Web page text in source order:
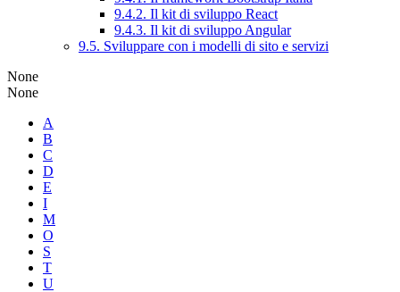
9.4.2. Il kit di sviluppo React
9.4.3. Il kit di sviluppo Angular
9.5. Sviluppare con i modelli di sito e servizi
None
None
A
B
C
D
E
I
M
O
S
T
U